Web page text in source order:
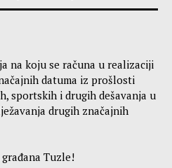
na koju se računa u realizaciji
datuma iz prošlosti
sportskih i drugih dešavanja u
drugih značajnih
Tuzle!